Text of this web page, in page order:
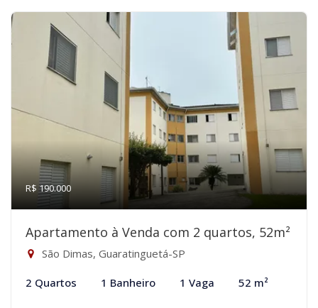
R$ 190.000
Apartamento à Venda com 2 quartos, 52m²
São Dimas, Guaratinguetá-SP
2 Quartos 1 Banheiro 1 Vaga 52 m²